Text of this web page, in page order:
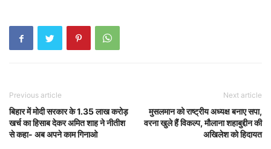
Previous article
बिहार में मोदी सरकार के 1.35 लाख करोड़
खर्च का हिसाब देकर अमित शाह ने नीतीश
से कहा- अब अपने काम गिनाओ
Next article
मुसलमान को राष्ट्रीय अध्यक्ष बनाए सपा,
वरना खुले हैं विकल्प, मौलाना शहाबुद्दीन की
अखिलेश को हिदायत